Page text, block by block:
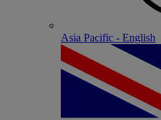
Asia Pacific - English